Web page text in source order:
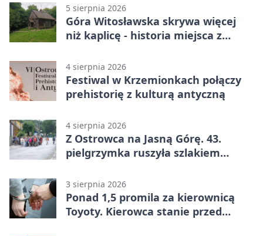
5 sierpnia 2026
Góra Witosławska skrywa więcej
niż kaplicę - historia miejsca z
4 sierpnia 2026
Festiwal w Krzemionkach połączy
prehistorię z kulturą antyczną
4 sierpnia 2026
Z Ostrowca na Jasną Górę. 43.
pielgrzymka ruszyła szlakiem
3 sierpnia 2026
Ponad 1,5 promila za kierownicą
Toyoty. Kierowca stanie przed